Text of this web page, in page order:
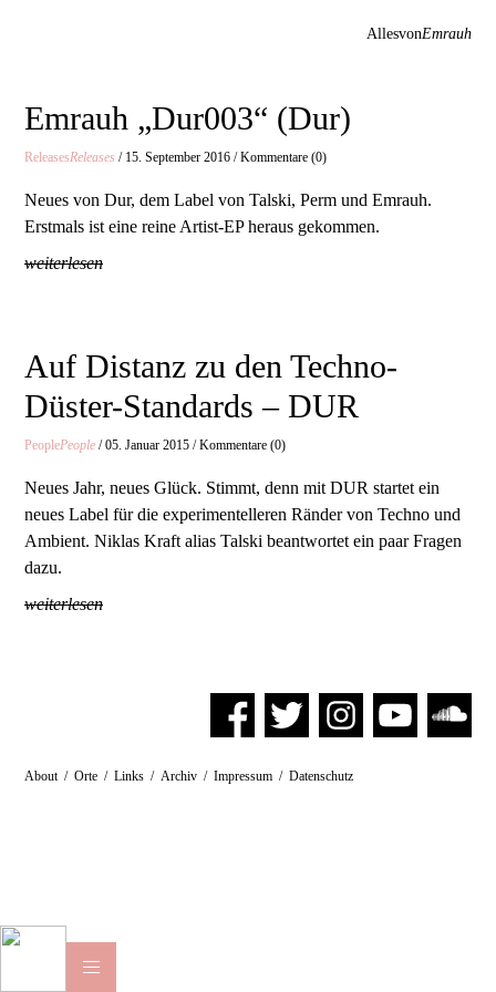
AllesvonEmrauh
Emrauh „Dur003“ (Dur)
ReleasesReleases / 15. September 2016 / Kommentare (0)
Neues von Dur, dem Label von Talski, Perm und Emrauh.
Erstmals ist eine reine Artist-EP heraus gekommen.
weiterlesen
Auf Distanz zu den Techno-
Düster-Standards – DUR
PeoplePeople / 05. Januar 2015 / Kommentare (0)
Neues Jahr, neues Glück. Stimmt, denn mit DUR startet ein
neues Label für die experimentelleren Ränder von Techno und
Ambient. Niklas Kraft alias Talski beantwortet ein paar Fragen
dazu.
weiterlesen
About / Orte / Links / Archiv / Impressum / Datenschutz